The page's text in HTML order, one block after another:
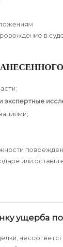
в
экспертные
или оставьте
ущерба